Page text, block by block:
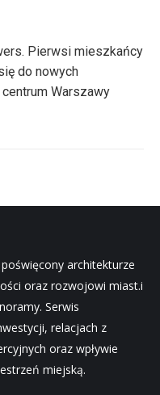
Pierwsi mieszkańcy
do nowych
Warszawy
architekturze
oraz rozwojowi miast.i
Serwis
relacjach z
oraz wpływie
miejską.